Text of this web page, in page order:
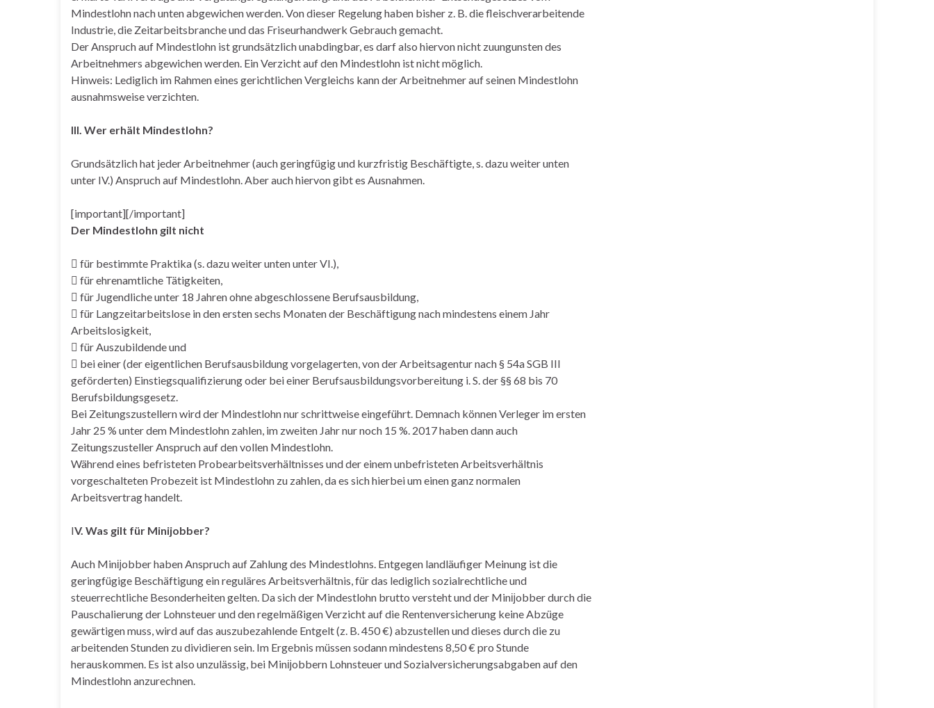
Mindestlohn nach unten abgewichen werden. Von dieser Regelung haben bisher z. B. die fleischverarbeitende
Industrie, die Zeitarbeitsbranche und das Friseurhandwerk Gebrauch gemacht.
Der Anspruch auf Mindestlohn ist grundsätzlich unabdingbar, es darf also hiervon nicht zuungunsten des
Arbeitnehmers abgewichen werden. Ein Verzicht auf den Mindestlohn ist nicht möglich.
Hinweis: Lediglich im Rahmen eines gerichtlichen Vergleichs kann der Arbeitnehmer auf seinen Mindestlohn
ausnahmsweise verzichten.
III. Wer erhält Mindestlohn?
Grundsätzlich hat jeder Arbeitnehmer (auch geringfügig und kurzfristig Beschäftigte, s. dazu weiter unten
unter IV.) Anspruch auf Mindestlohn. Aber auch hiervon gibt es Ausnahmen.
[important][/important]
Der Mindestlohn gilt nicht
 für bestimmte Praktika (s. dazu weiter unten unter VI.),
 für ehrenamtliche Tätigkeiten,
 für Jugendliche unter 18 Jahren ohne abgeschlossene Berufsausbildung,
 für Langzeitarbeitslose in den ersten sechs Monaten der Beschäftigung nach mindestens einem Jahr
Arbeitslosigkeit,
 für Auszubildende und
 bei einer (der eigentlichen Berufsausbildung vorgelagerten, von der Arbeitsagentur nach § 54a SGB III
geförderten) Einstiegsqualifizierung oder bei einer Berufsausbildungsvorbereitung i. S. der §§ 68 bis 70
Berufsbildungsgesetz.
Bei Zeitungszustellern wird der Mindestlohn nur schrittweise eingeführt. Demnach können Verleger im ersten
Jahr 25 % unter dem Mindestlohn zahlen, im zweiten Jahr nur noch 15 %. 2017 haben dann auch
Zeitungszusteller Anspruch auf den vollen Mindestlohn.
Während eines befristeten Probearbeitsverhältnisses und der einem unbefristeten Arbeitsverhältnis
vorgeschalteten Probezeit ist Mindestlohn zu zahlen, da es sich hierbei um einen ganz normalen
Arbeitsvertrag handelt.
IV. Was gilt für Minijobber?
Auch Minĳobber haben Anspruch auf Zahlung des Mindestlohns. Entgegen landläufiger Meinung ist die
geringfügige Beschäftigung ein reguläres Arbeitsverhältnis, für das lediglich sozialrechtliche und
steuerrechtliche Besonderheiten gelten. Da sich der Mindestlohn brutto versteht und der Minĳobber durch die
Pauschalierung der Lohnsteuer und den regelmäßigen Verzicht auf die Rentenversicherung keine Abzüge
gewärtigen muss, wird auf das auszubezahlende Entgelt (z. B. 450 €) abzustellen und dieses durch die zu
arbeitenden Stunden zu dividieren sein. Im Ergebnis müssen sodann mindestens 8,50 € pro Stunde
herauskommen. Es ist also unzulässig, bei Minĳobbern Lohnsteuer und Sozialversicherungsabgaben auf den
Mindestlohn anzurechnen.